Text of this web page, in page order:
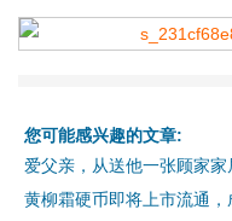
您可能感兴趣的文章:
爱父亲，从送他一张顾家家
黄柳霜硬币即将上市流通